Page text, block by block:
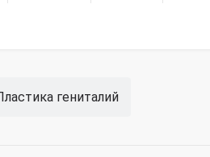
гениталий